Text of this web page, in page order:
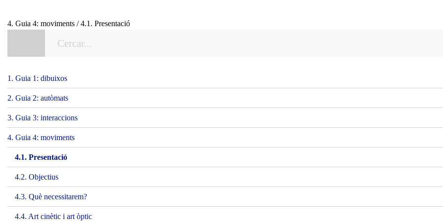
4. Guia 4: moviments / 4.1. Presentació
1. Guia 1: dibuixos
2. Guia 2: autòmats
3. Guia 3: interaccions
4. Guia 4: moviments
4.1. Presentació
4.2. Objectius
4.3. Què necessitarem?
4.4. Art cinètic i art òptic